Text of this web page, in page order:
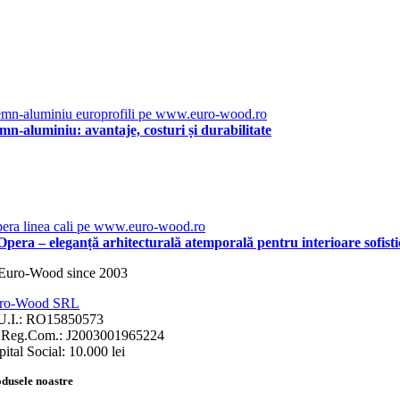
aluminiu: avantaje, costuri și durabilitate
– eleganță arhitecturală atemporală pentru interioare
Wood SRL
RO15850573
J2003001965224
Social: 10.000 lei
noastre